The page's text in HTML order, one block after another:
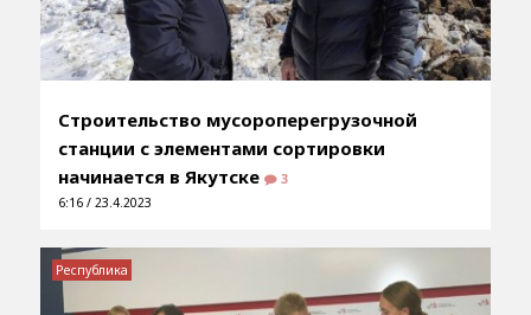
Строительство мусороперегрузочной
станции с элементами сортировки
начинается в Якутске
3
6:16 / 23.4.2023
Республика